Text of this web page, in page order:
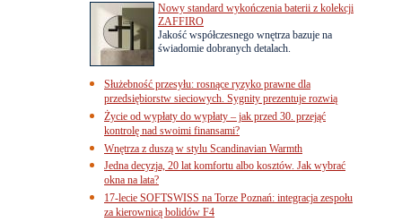
Nowy standard wykończenia baterii z kolekcji
ZAFFIRO
Jakość współczesnego wnętrza bazuje na
świadomie dobranych detalach.
Służebność przesyłu: rosnące ryzyko prawne dla
przedsiębiorstw sieciowych. Sygnity prezentuje rozwią
Życie od wypłaty do wypłaty – jak przed 30. przejąć
kontrolę nad swoimi finansami?
Wnętrza z duszą w stylu Scandinavian Warmth
Jedna decyzja, 20 lat komfortu albo kosztów. Jak wybrać
okna na lata?
17-lecie SOFTSWISS na Torze Poznań: integracja zespołu
za kierownicą bolidów F4